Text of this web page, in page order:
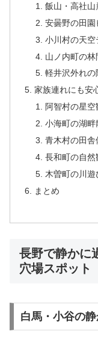
飯山・高社山
安曇野の田園
小川村の天空
山ノ内町の林
軽井沢外れの
家族連れにも安
阿智村の星
小海町の湖畔
青木村の田舎
長和町の自然
木曽町の川遊
まとめ
長野で静かに
穴場スポット
白馬・小谷の